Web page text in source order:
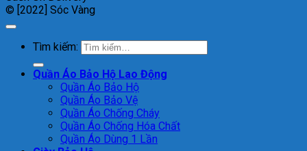
© [2022] Sóc Vàng
Tìm kiếm:
Quần Áo Bảo Hộ Lao Động
Quần Áo Bảo Hộ
Quần Áo Bảo Vệ
Quần Áo Chống Cháy
Quần Áo Chống Hóa Chất
Quần Áo Dùng 1 Lần